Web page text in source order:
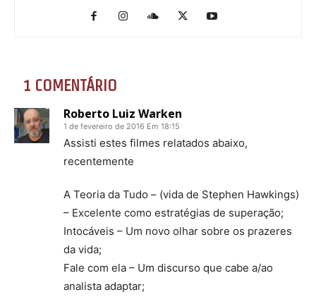
1 COMENTÁRIO
Roberto Luiz Warken
1 de fevereiro de 2016 Em 18:15
Assisti estes filmes relatados abaixo,
recentemente
A Teoria da Tudo – (vida de Stephen Hawkings)
– Excelente como estratégias de superação;
Intocáveis – Um novo olhar sobre os prazeres
da vida;
Fale com ela – Um discurso que cabe a/ao
analista adaptar;